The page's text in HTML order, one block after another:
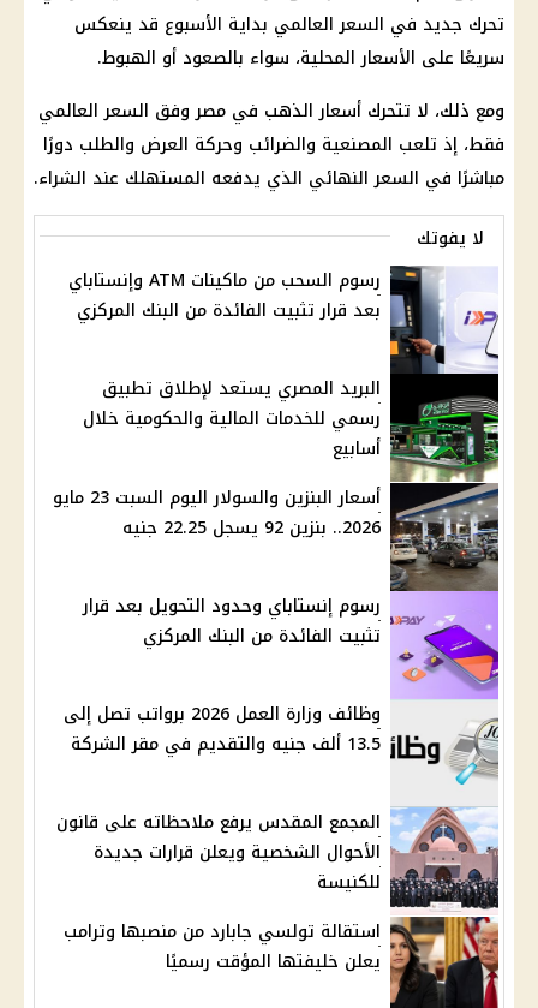
تحرك جديد في السعر العالمي بداية الأسبوع قد ينعكس
سريعًا على الأسعارالمحلية، سواء بالصعود أو الهبوط.
ومع ذلك، لا تتحرك أسعار الذهب في مصروفق السعر العالمي
فقط، إذ تلعب المصنعية والضرائب وحركة العرض والطلب دورًا
مباشرًا في السعر النهائي الذي يدفعه المستهلك عند الشراء.
لا يفوتك
رسوم السحب من ماكينات ATM وإنستاباي
بعد قرار تثبيت الفائدة من البنك المركزي
البريد المصري يستعد لإطلاق تطبيق
رسمي للخدمات المالية والحكومية خلال
أسابيع
أسعار البنزين والسولار اليوم السبت 23 مايو
2026.. بنزين 92 يسجل 22.25 جنيه
رسوم إنستاباي وحدود التحويل بعد قرار
تثبيت الفائدة من البنك المركزي
وظائف وزارة العمل 2026 برواتب تصل إلى
13.5 ألف جنيه والتقديم في مقر الشركة
المجمع المقدس يرفع ملاحظاته على قانون
الأحوال الشخصية ويعلن قرارات جديدة
للكنيسة
استقالة تولسي جابارد من منصبها وترامب
يعلن خليفتها المؤقت رسميًا